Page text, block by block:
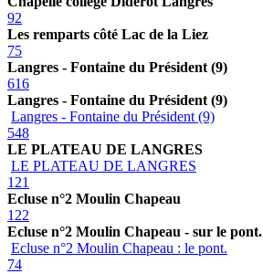
92
Les remparts côté Lac de la Liez
75
Langres - Fontaine du Président (9)
616
Langres - Fontaine du Président (9)
Langres - Fontaine du Président (9)
548
LE PLATEAU DE LANGRES
LE PLATEAU DE LANGRES
121
Ecluse n°2 Moulin Chapeau
122
Ecluse n°2 Moulin Chapeau - sur le pont.
Ecluse n°2 Moulin Chapeau : le pont.
74